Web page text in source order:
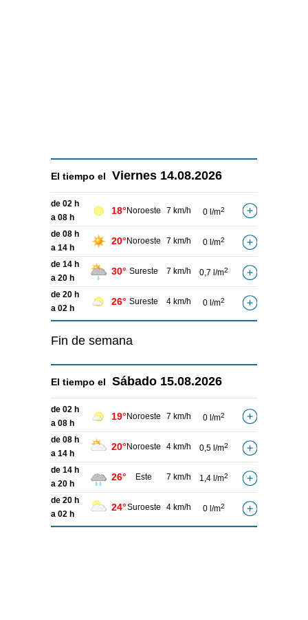
El tiempo el Viernes 14.08.2026
de 02 h
a 08 h
18° Noroeste 7 km/h 0 l/m2
de 08 h
a 14 h
20° Noroeste 7 km/h 0 l/m2
de 14 h
a 20 h
30° Sureste 7 km/h 0,7 l/m2
de 20 h
a 02 h
26° Sureste 4 km/h 0 l/m2
Fin de semana
El tiempo el Sábado 15.08.2026
de 02 h
a 08 h
19° Noroeste 7 km/h 0 l/m2
de 08 h
a 14 h
20° Noroeste 4 km/h 0,5 l/m2
de 14 h
a 20 h
26° Este 7 km/h 1,4 l/m2
de 20 h
a 02 h
24°Suroeste 4 km/h 0 l/m2